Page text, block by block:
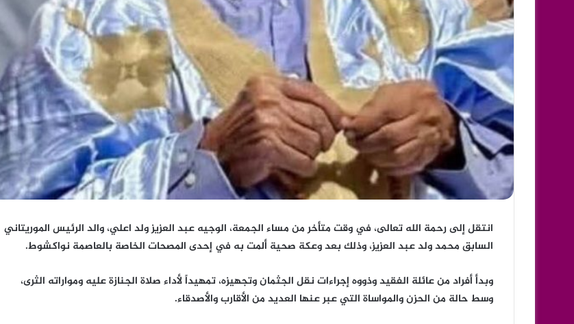
انتقل إلى رحمة الله تعالى، في وقت متأخر من مساء الجمعة، الوجيه عبد العزيز ولد اعلي، والد الرئيس الموريتاني
السابق محمد ولد عبد العزيز، وذلك بعد وعكة صحية ألمت به في إحدى المصحات الخاصة بالعاصمة نواكشوط.
وبدأ أفراد من عائلة الفقيد وذووه إجراءات نقل الجثمان وتجهيزه، تمهيداً لأداء صلاة الجنازة عليه ومواراته الثرى،
وسط حالة من الحزن والمواساة التي عبر عنها العديد من الأقارب والأصدقاء.